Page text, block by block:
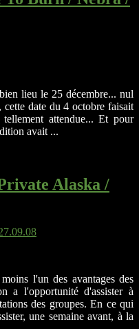
lieu le 25 décembre... nul
date du 4 octobre faisait
attendue... Et pour
avait ...
Alaska /
l'un des avantages des
a l'opportunité d'assister à
des groupes. En ce qui
une semaine avant, à la